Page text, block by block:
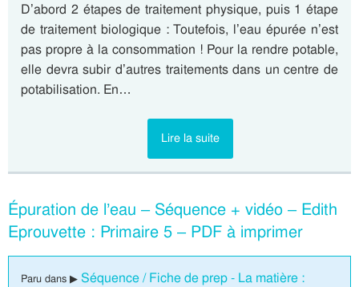
D’abord 2 étapes de traitement physique, puis 1 étape
de traitement biologique : Toutefois, l’eau épurée n’est
pas propre à la consommation ! Pour la rendre potable,
elle devra subir d’autres traitements dans un centre de
potabilisation. En…
Lire la suite
Épuration de l’eau – Séquence + vidéo – Edith
Eprouvette : Primaire 5 – PDF à imprimer
Paru dans ▶ Séquence / Fiche de prep - La matière :